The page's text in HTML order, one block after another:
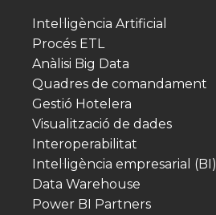
Intel·ligència Artificial
Procés ETL
Anàlisi Big Data
Quadres de comandament
Gestió Hotelera
Visualització de dades
Interoperabilitat
Intel·ligència empresarial (BI)
Data Warehouse
Power BI Partners